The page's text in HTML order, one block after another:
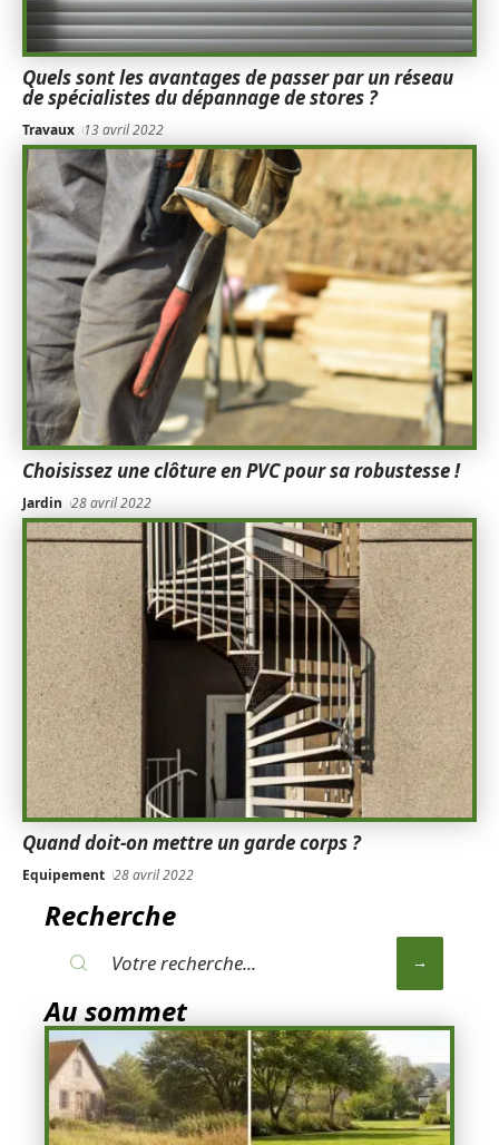
Quels sont les avantages de passer par un réseau
de spécialistes du dépannage de stores ?
Travaux 13 avril 2022
Choisissez une clôture en PVC pour sa robustesse !
Jardin 28 avril 2022
Quand doit-on mettre un garde corps ?
Equipement 28 avril 2022
Recherche
Au sommet